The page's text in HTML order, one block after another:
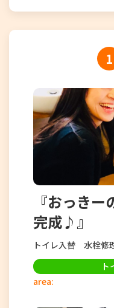
1
『おっき
完成♪』
トイレ入替 水栓修
ト
area: